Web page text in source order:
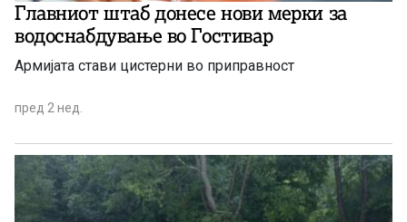
Главниот штаб донесе нови мерки за
водоснабдување во Гостивар
Армијата стави цистерни во приправност
пред 2 нед.